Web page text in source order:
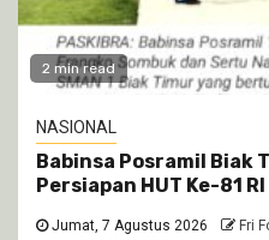
2 min read
NASIONAL
Babinsa Posramil Biak
Persiapan HUT Ke-81
Jumat, 7 Agustus 2026 Fri